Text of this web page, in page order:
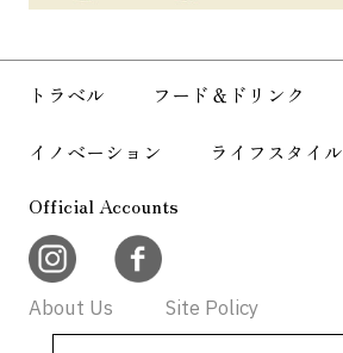
About Us
トラベル フード＆ドリンク
イノベーション
ライフスタイル
Official Accounts
About Us Site Policy